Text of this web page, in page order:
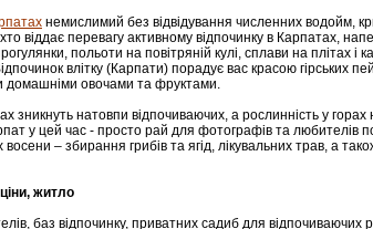
немислимий без відвідування численних водойм,
хто віддає перевагу активному відпочинку в Карпатах,
польоти на повітряній кулі, сплави на плітах і
влітку (Карпати) порадує вас красою гірських
домашніми овочами та фруктами.
зникнуть натовпи відпочиваючих, а рослинність у горах
у цей час - просто рай для фотографів та любителів
– збирання грибів та ягід, лікувальних трав, а
житло
баз відпочинку, приватних садиб для відпочиваючих